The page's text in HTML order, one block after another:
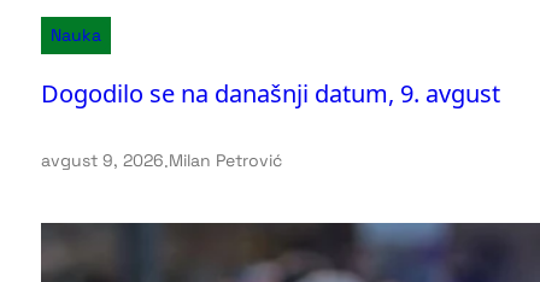
Nauka
Dogodilo se na današnji datum, 9. avgust
avgust 9, 2026.Milan Petrović